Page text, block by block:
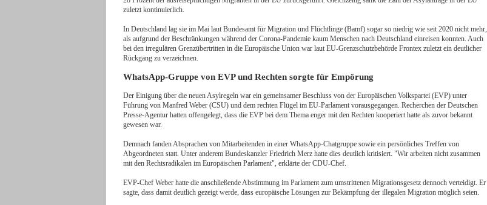
zuletzt kontinuierlich.
In Deutschland lag sie im Mai laut Bundesamt für Migration und Flüchtlinge (Bamf) sogar so niedrig wie seit 2020 nicht mehr,
als aufgrund der Beschränkungen während der Corona-Pandemie kaum Menschen nach Deutschland einreisen konnten. Auch
bei den irregulären Grenzübertritten in die Europäische Union war laut EU-Grenzschutzbehörde Frontex zuletzt ein deutlicher
Rückgang zu verzeichnen.
WhatsApp-Gruppe von EVP und Rechten sorgte für Empörung
Der Einigung über die neuen Asylregeln war ein gemeinsamer Beschluss von der Europäischen Volkspartei (EVP) unter
Führung von Manfred Weber (CSU) und dem rechten Flügel im EU-Parlament vorausgegangen. Recherchen der Deutschen
Presse-Agentur hatten offengelegt, dass die EVP bei dem Thema enger mit den Rechten kooperiert hatte als zuvor bekannt
gewesen war.
Demnach fanden Absprachen von Mitarbeitenden in einer WhatsApp-Chatgruppe sowie ein persönliches Treffen von
Abgeordneten statt. Unter anderem Bundeskanzler Friedrich Merz hatte dies deutlich kritisiert. "Wir arbeiten nicht zusammen
mit den Rechtsradikalen im Europäischen Parlament", erklärte der CDU-Chef.
EVP-Chef Weber hatte die anschließende Abstimmung im Parlament zum umstrittenen Migrationsgesetz dennoch verteidigt. Er
sagte, dass damit deutlich gezeigt werde, dass europäische Lösungen zur Bekämpfung der illegalen Migration möglich seien.